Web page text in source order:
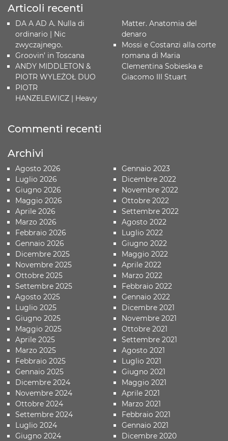
Articoli recenti
DA A AD A. Nulla di
ordinario | Nic
zwyczajnego.
Groovin’ in Toscana
ANDY MIDDLETON &
PIOTR WYLEŻOŁ DUO
PIOTR
HANZELEWICZ | Heavy
Matter. Anatomia del
denaro
Mossi e Costanzi alla corte
romana di Maria
Clementina Sobieska e
Giacomo III Stuart
Commenti recenti
Archivi
Agosto 2026
Luglio 2026
Giugno 2026
Maggio 2026
Aprile 2026
Marzo 2026
Febbraio 2026
Gennaio 2026
Dicembre 2025
Novembre 2025
Ottobre 2025
Settembre 2025
Agosto 2025
Luglio 2025
Giugno 2025
Maggio 2025
Aprile 2025
Marzo 2025
Febbraio 2025
Gennaio 2025
Dicembre 2024
Novembre 2024
Ottobre 2024
Settembre 2024
Luglio 2024
Giugno 2024
Gennaio 2023
Dicembre 2022
Novembre 2022
Ottobre 2022
Settembre 2022
Agosto 2022
Luglio 2022
Giugno 2022
Maggio 2022
Aprile 2022
Marzo 2022
Febbraio 2022
Gennaio 2022
Dicembre 2021
Novembre 2021
Ottobre 2021
Settembre 2021
Agosto 2021
Luglio 2021
Giugno 2021
Maggio 2021
Aprile 2021
Marzo 2021
Febbraio 2021
Gennaio 2021
Dicembre 2020